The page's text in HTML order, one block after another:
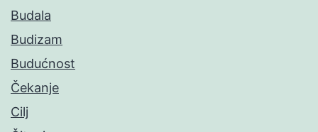
Budala
Budizam
Budućnost
Čekanje
Cilj